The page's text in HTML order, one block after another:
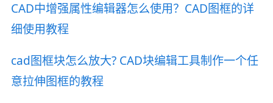
CAD中增强属性编辑器怎么使用？CAD图框的详
细使用教程
cad图框块怎么放大? CAD块编辑工具制作一个任
意拉伸图框的教程